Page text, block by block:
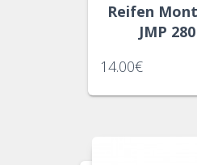
Reifen
JMP
14.00€